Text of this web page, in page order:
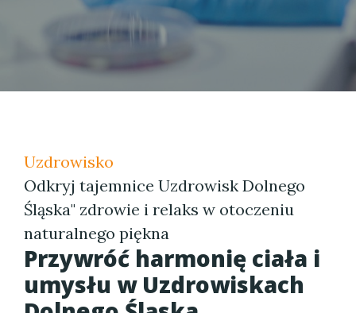
Uzdrowisko
Odkryj tajemnice Uzdrowisk Dolnego
Śląska" zdrowie i relaks w otoczeniu
naturalnego piękna
Przywróć harmonię ciała i
umysłu w Uzdrowiskach